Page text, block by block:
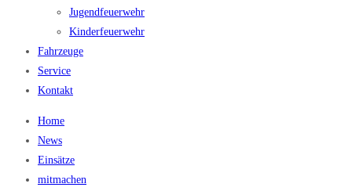
Jugendfeuerwehr
Kinderfeuerwehr
Fahrzeuge
Service
Kontakt
Home
News
Einsätze
mitmachen